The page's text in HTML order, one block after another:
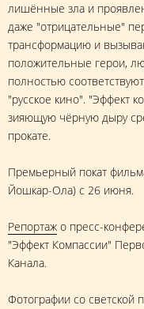
лишённые зла и
даже "отрицательные"
трансформацию и
положительные герои,
полностью
"русское кино". "Эффект
зияющую чёрную дыру
прокате.
Премьерный покат
Йошкар-Ола) с 26 июня.
Репортаж о пресс-
"Эффект Компассии"
Канала.
Фотографии со